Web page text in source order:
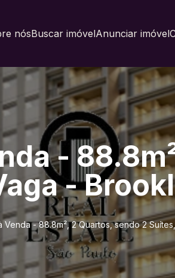
nósBuscar imóvelAnunciar imóvel
-
-
Venda - 88.8m², 2 Quartos, sendo 2